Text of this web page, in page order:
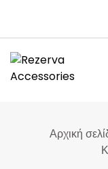
content
Αρχική